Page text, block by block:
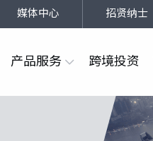
媒体中心 招贤纳士
产品服务 跨境投资